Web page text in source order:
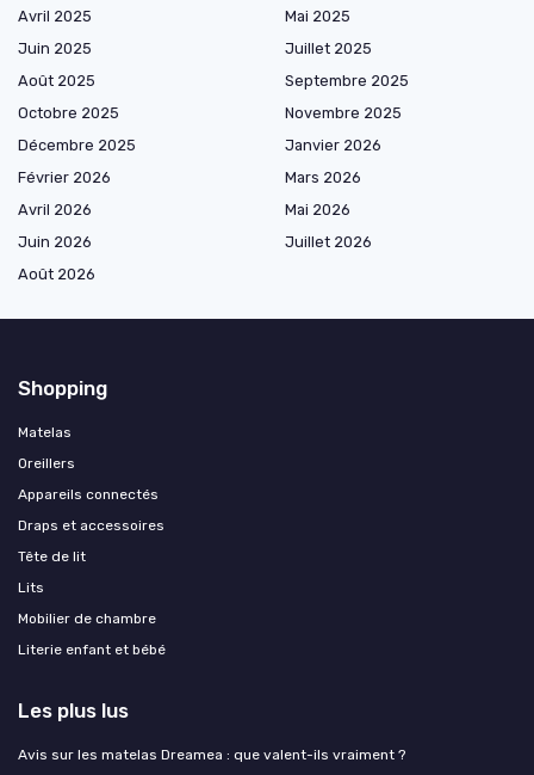
Avril 2025
Mai 2025
Juin 2025
Juillet 2025
Août 2025
Septembre 2025
Octobre 2025
Novembre 2025
Décembre 2025
Janvier 2026
Février 2026
Mars 2026
Avril 2026
Mai 2026
Juin 2026
Juillet 2026
Août 2026
Shopping
Matelas
Oreillers
Appareils connectés
Draps et accessoires
Tête de lit
Lits
Mobilier de chambre
Literie enfant et bébé
Les plus lus
Avis sur les matelas Dreamea : que valent-ils vraiment ?